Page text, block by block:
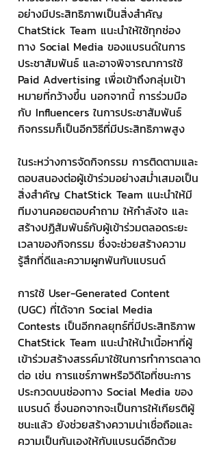
อย่างมีประสิทธิภาพเป็นสิ่งสำคัญ
ChatStick Team แนะนำให้ใช้ทุกช่อง
ทาง Social Media ของแบรนด์ในการ
ประชาสัมพันธ์ และอาจพิจารณาการใช้
Paid Advertising เพื่อเข้าถึงกลุ่มเป้า
หมายที่กว้างขึ้น นอกจากนี้ การร่วมมือ
กับ Influencers ในการประชาสัมพันธ์
กิจกรรมก็เป็นอีกวิธีที่มีประสิทธิภาพสูง
ในระหว่างการจัดกิจกรรม การติดตามและ
ตอบสนองต่อผู้เข้าร่วมอย่างสม่ำเสมอเป็น
สิ่งสำคัญ ChatStick Team แนะนำให้มี
ทีมงานคอยตอบคำถาม ให้กำลังใจ และ
สร้างปฏิสัมพันธ์กับผู้เข้าร่วมตลอดระยะ
เวลาของกิจกรรม ซึ่งจะช่วยสร้างความ
รู้สึกที่ดีและความผูกพันกับแบรนด์
การใช้ User-Generated Content
(UGC) ที่ได้จาก Social Media
Contests เป็นอีกกลยุทธ์ที่มีประสิทธิภาพ
ChatStick Team แนะนำให้นำเนื้อหาที่ผู้
เข้าร่วมสร้างสรรค์มาใช้ในการทำการตลาด
ต่อ เช่น การแชร์ภาพหรือวิดีโอที่ชนะการ
ประกวดบนช่องทาง Social Media ของ
แบรนด์ ซึ่งนอกจากจะเป็นการให้เกียรติผู้
ชนะแล้ว ยังช่วยสร้างความน่าเชื่อถือและ
ความเป็นกันเองให้กับแบรนด์อีกด้วย